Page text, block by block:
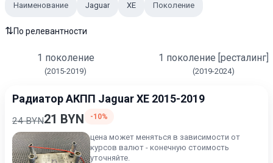
Наименование Jaguar XE Поколение
⇅По релевантности
1 поколение
(2015-2019)
1 поколение [ресталинг]
(2019-2024)
Радиатор АКПП Jaguar XE 2015-2019
24 BYN21 BYN -10%
цена может меняться в зависимости от
курсов валют - конечную стоимость
уточняйте.